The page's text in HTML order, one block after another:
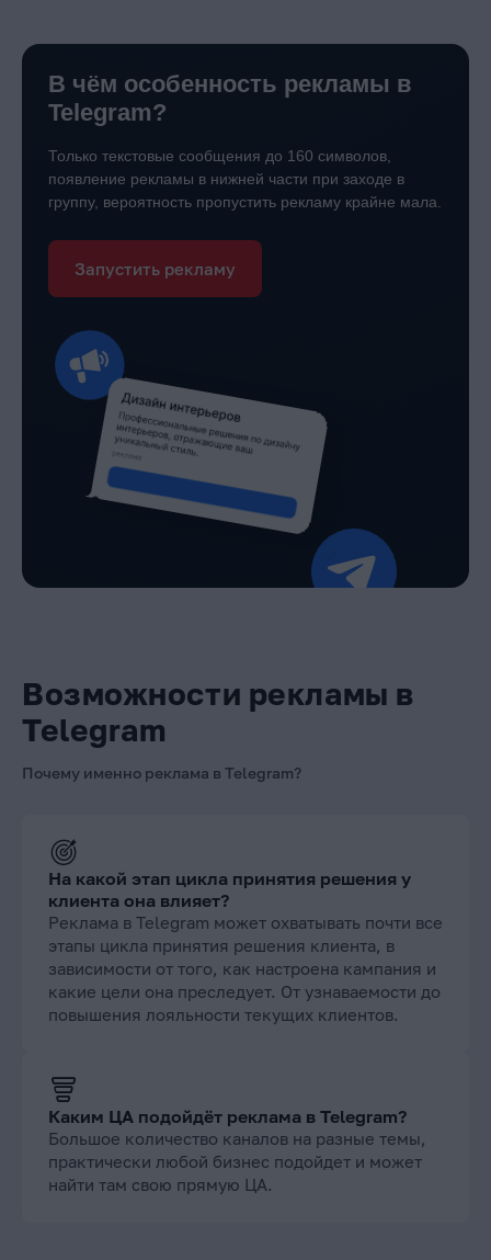
В чём особенность рекламы в
Telegram?
Только текстовые сообщения до 160 символов,
появление рекламы в нижней части при заходе в
группу, вероятность пропустить рекламу крайне мала.
Запустить рекламу
Возможности рекламы в
Telegram
Почему именно реклама в Telegram?
На какой этап цикла принятия решения у
клиента она влияет?
Реклама в Telegram может охватывать почти все
этапы цикла принятия решения клиента, в
зависимости от того, как настроена кампания и
какие цели она преследует. От узнаваемости до
повышения лояльности текущих клиентов.
Каким ЦА подойдёт реклама в Telegram?
Большое количество каналов на разные темы,
практически любой бизнес подойдет и может
найти там свою прямую ЦА.